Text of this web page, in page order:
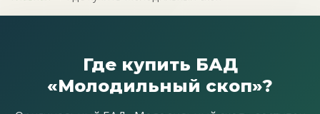
Где купить БАД
«Молодильный скоп»?